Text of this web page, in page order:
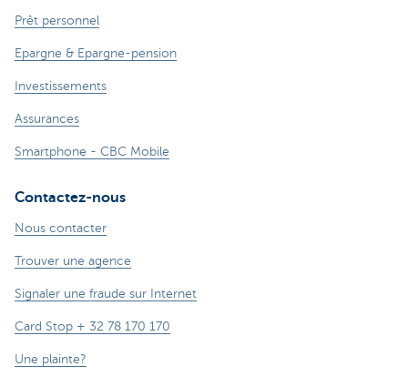
Prêt personnel
Epargne & Epargne-pension
Investissements
Assurances
Smartphone - CBC Mobile
Contactez-nous
Nous contacter
Trouver une agence
Signaler une fraude sur Internet
Card Stop + 32 78 170 170
Une plainte?